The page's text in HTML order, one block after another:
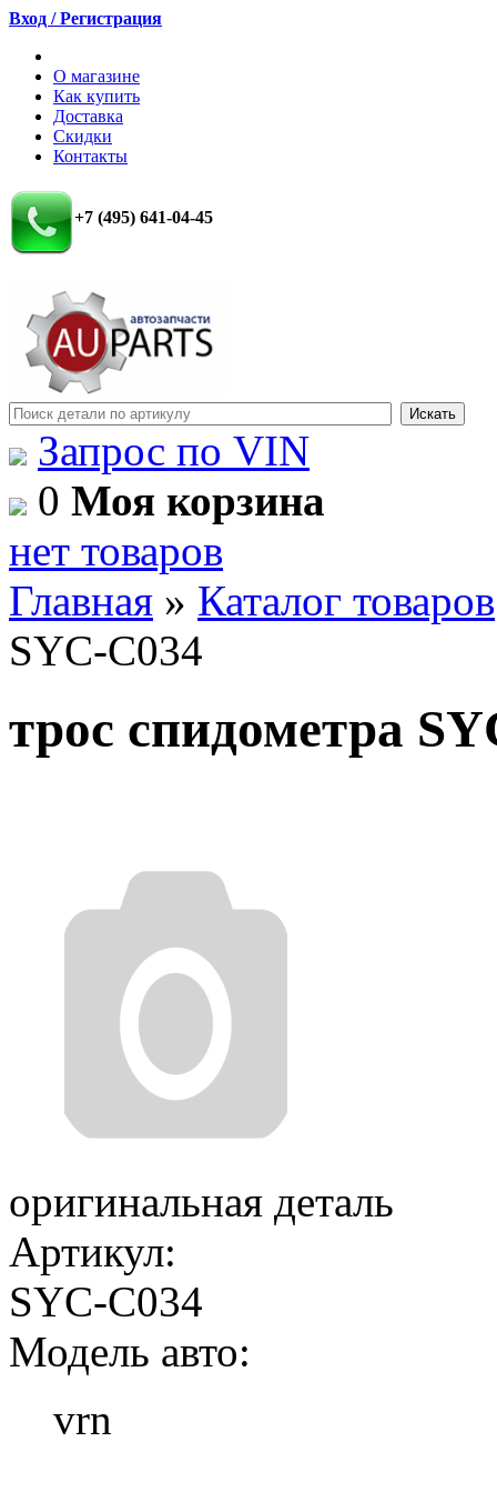
Вход / Регистрация
О магазине
Как купить
Доставка
Скидки
Контакты
+7 (495) 641-04-45
Запрос по VIN
0 Моя корзина
нет товаров
Главная » Каталог товаров
SYC-C034
трос спидометра
оригинальная деталь
Артикул:
SYC-C034
Модель авто:
vrn